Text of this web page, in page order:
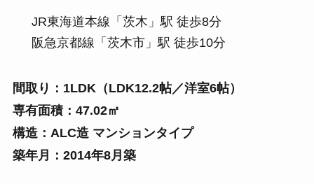
JR東海道本線「茨木」駅 徒歩8分
阪急京都線「茨木市」駅 徒歩10分
間取り：1LDK（LDK12.2帖／洋室6帖）
専有面積：47.02㎡
構造：ALC造 マンションタイプ
築年月：2014年8月築